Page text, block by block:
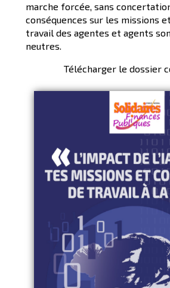
marche forcée, sans
conséquences sur les missions
travail des agentes et agents
neutres.
Télécharger le dossier